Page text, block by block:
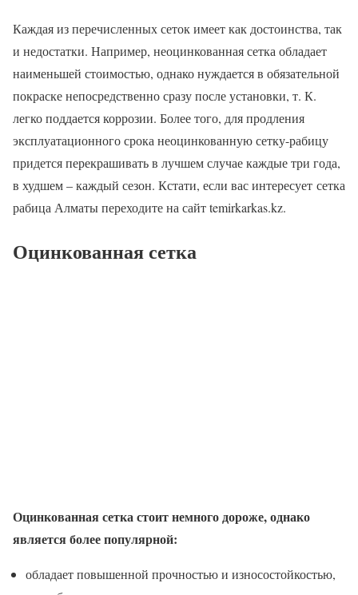
Каждая из перечисленных сеток имеет как достоинства, так
и недостатки. Например, неоцинкованная сетка обладает
наименьшей стоимостью, однако нуждается в обязательной
покраске непосредственно сразу после установки, т. К.
легко поддается коррозии. Более того, для продления
эксплуатационного срока неоцинкованную сетку-рабицу
придется перекрашивать в лучшем случае каждые три года,
в худшем – каждый сезон. Кстати, если вас интересует сетка
рабица Алматы переходите на сайт temirkarkas.kz.
Оцинкованная сетка
Оцинкованная сетка стоит немного дороже, однако
является более популярной:
обладает повышенной прочностью и износостойкостью,